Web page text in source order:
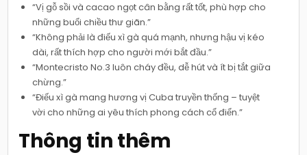
“Vị gỗ sồi và cacao ngọt cân bằng rất tốt, phù hợp cho
những buổi chiều thư giãn.”
“Không phải là điếu xì gà quá mạnh, nhưng hậu vị kéo
dài, rất thích hợp cho người mới bắt đầu.”
“Montecristo No.3 luôn cháy đều, dễ hút và ít bị tắt giữa
chừng.”
“Điếu xì gà mang hương vị Cuba truyền thống – tuyệt
vời cho những ai yêu thích phong cách cổ điển.”
Thông tin thêm